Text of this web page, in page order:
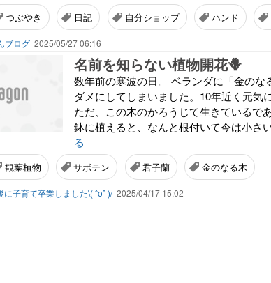
つぶやき 日記 自分ショップ ハンド
ブログ 2025/05/27 06:16
名前を知らない植物開花🪻
数年前の寒波の日。 ベランダに「金の
ダメにしてしまいました。10年近く元気
ただ、この木のかろうじて生きているで
鉢に植えると、なんと根付いて今は小さ
る
観葉植物 サボテン 君子蘭 金のなる木
に子育て卒業しました\( ˆoˆ )/ 2025/04/17 15:02